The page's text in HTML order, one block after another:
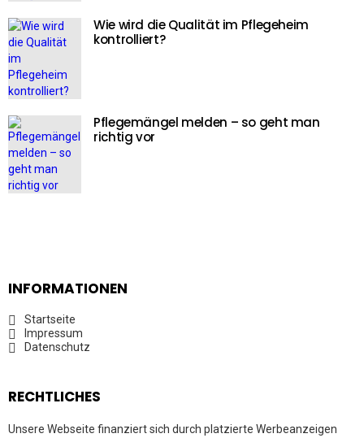
Wie wird die Qualität im Pflegeheim
kontrolliert?
Pflegemängel melden – so geht man
richtig vor
INFORMATIONEN
Startseite
Impressum
Datenschutz
RECHTLICHES
Unsere Webseite finanziert sich durch platzierte Werbeanzeigen